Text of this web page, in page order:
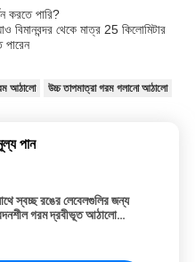
করতে পারি?
বিমানবন্দর থেকে মাত্র 25 কিলোমিটার
পারেন
আঠালো উচ্চ তাপমাত্রা গরম গলানো আঠালো
পান
স্বচ্ছ রঙের লেবেলগুলির জন্য
গরম দ্রবীভূত আঠালো